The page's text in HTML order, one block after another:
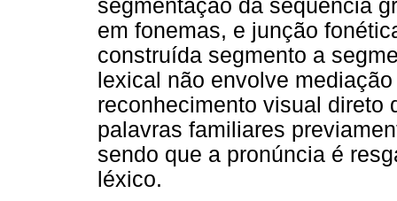
segmentação da seqüência
em fonemas, e junção
construída segmento a
lexical não envolve
reconhecimento visual direto
palavras familiares
sendo que a pronúncia é
léxico.